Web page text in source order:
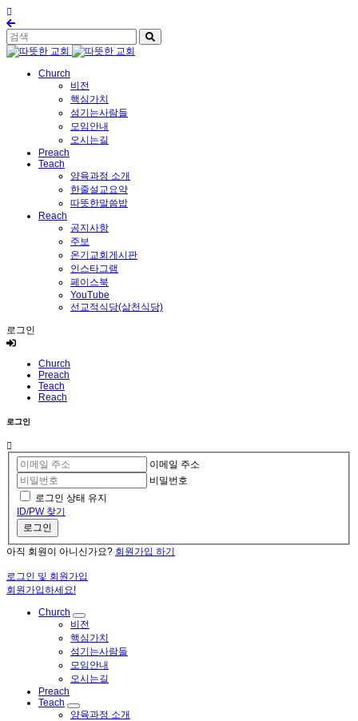
Church
비전
핵심가치
섬기는사람들
모임안내
오시는길
Preach
Teach
양육과정 소개
한줄설교요약
따뜻한말씀밥
Reach
공지사항
주보
온기교회게시판
인스타그램
페이스북
YouTube
선교적식당(삶천식당)
로그인
Church
Preach
Teach
Reach
로그인
이메일 주소
비밀번호
로그인 상태 유지
ID/PW 찾기
로그인
아직 회원이 아니신가요? 회원가입 하기
로그인 및 회원가입
회원가입하세요!
Church
비전
핵심가치
섬기는사람들
모임안내
오시는길
Preach
Teach
양육과정 소개